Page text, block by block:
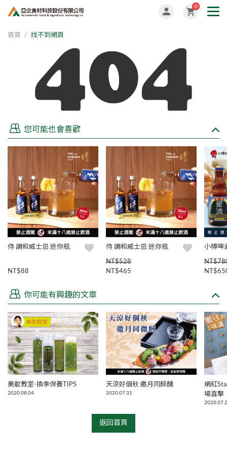
0
首頁 找不到網頁
您可能也會喜歡
侍 調和威士忌 迷你瓶
NT$88
侍 調和威士忌 迷你瓶
NT$528
NT$465
小樽啤
你可能有興趣的文章
美妝教室-換季保養TIPS
2020.08.04
天涼好個秋 邀月同醉醺
2020.07.31
網紅
場直擊
返回首頁